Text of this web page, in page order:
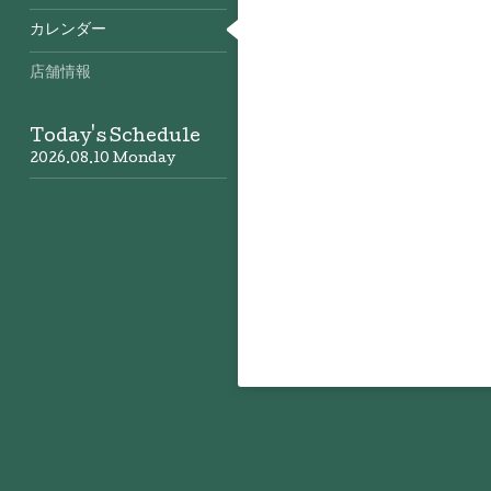
カレンダー
店舗情報
Today's Schedule
2026.08.10 Monday